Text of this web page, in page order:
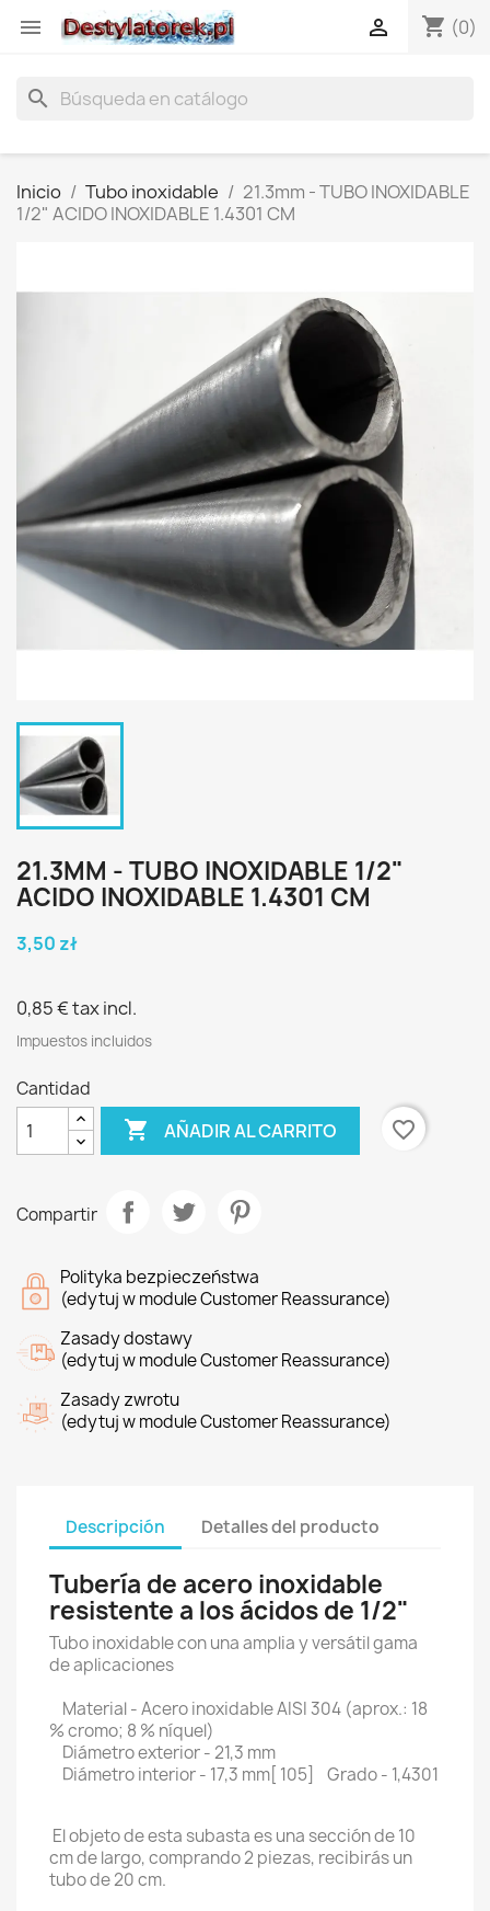
 shopping_cart (0)

search
Inicio Tubo inoxidable
21.3mm - TUBO INOXIDABLE
1/2" ACIDO INOXIDABLE 1.4301 CM
21.3MM - TUBO INOXIDABLE 1/2"
ACIDO INOXIDABLE 1.4301 CM
3,50 zł
0,85 €tax incl.
Impuestos incluidos
Cantidad
 AÑADIR AL CARRITO favorite_border
Compartir
Polityka bezpieczeństwa
(edytuj w module Customer Reassurance)
Zasady dostawy
(edytuj w module Customer Reassurance)
Zasady zwrotu
(edytuj w module Customer Reassurance)
Descripción Detalles del producto
Tubería de acero inoxidable
resistente a los ácidos de 1/2"
Tubo inoxidable con una amplia y versátil gama
de aplicaciones
Material - Acero inoxidable AISI 304 (aprox.: 18
% cromo; 8 % níquel)
Diámetro exterior - 21,3 mm
Diámetro interior - 17,3 mm[ 105] Grado - 1,4301
El objeto de esta subasta es una sección de 10
cm de largo, comprando 2 piezas, recibirás un
tubo de 20 cm.